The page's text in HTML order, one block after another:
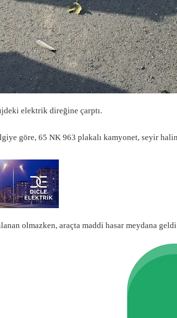
elektrik direğine çarptı.
göre, 65 NK 963 plakalı kamyonet, seyir
olmazken, araçta maddi hasar meydana